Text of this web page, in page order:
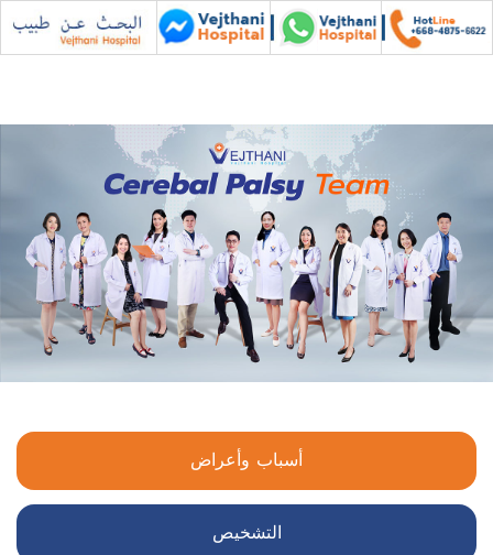
أسباب وأعراض
التشخيص